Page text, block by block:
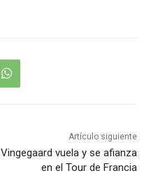
Artículo siguiente
Vingegaard vuela y se afianza
en el Tour de Francia